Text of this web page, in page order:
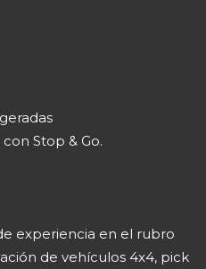
Stop & Go.
experiencia en el rubro
de vehículos 4x4, pick